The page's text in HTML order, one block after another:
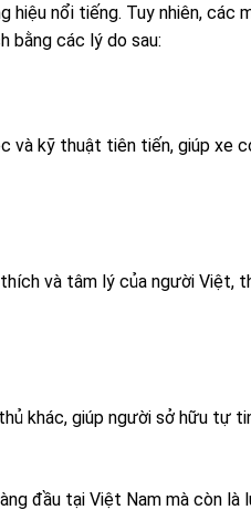
nổi tiếng. Tuy nhiên, các
bằng các lý do sau:
và kỹ thuật tiên tiến, giúp xe
và tâm lý của người Việt,
khác, giúp người sở hữu tự
đầu tại Việt Nam mà còn là